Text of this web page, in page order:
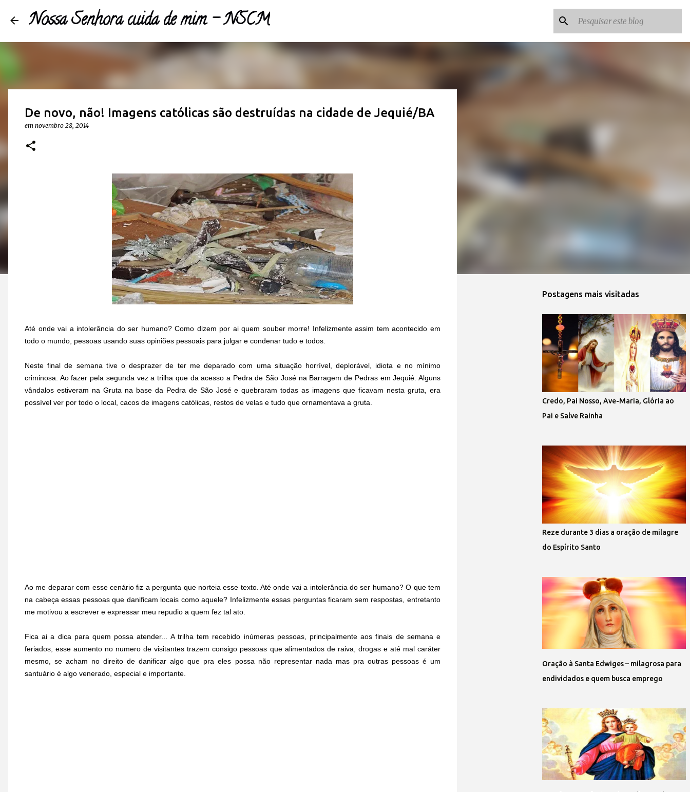
Nossa Senhora cuida de mim - NSCM
De novo, não! Imagens católicas são destruídas na cidade de Jequié/BA
em novembro 28, 2014
Até onde vai a intolerância do ser humano? Como dizem por ai quem souber morre! Infelizmente assim tem acontecido em
todo o mundo, pessoas usando suas opiniões pessoais para julgar e condenar tudo e todos.
Neste final de semana tive o desprazer de ter me deparado com uma situação horrível, deplorável, idiota e no mínimo
criminosa. Ao fazer pela segunda vez a trilha que da acesso a Pedra de São José na Barragem de Pedras em Jequié. Alguns
vândalos estiveram na Gruta na base da Pedra de São José e quebraram todas as imagens que ficavam nesta gruta, era
possível ver por todo o local, cacos de imagens católicas, restos de velas e tudo que ornamentava a gruta.
Ao me deparar com esse cenário fiz a pergunta que norteia esse texto. Até onde vai a intolerância do ser humano? O que tem
na cabeça essas pessoas que danificam locais como aquele? Infelizmente essas perguntas ficaram sem respostas, entretanto
me motivou a escrever e expressar meu repudio a quem fez tal ato.
Fica ai a dica para quem possa atender... A trilha tem recebido inúmeras pessoas, principalmente aos finais de semana e
feriados, esse aumento no numero de visitantes trazem consigo pessoas que alimentados de raiva, drogas e até mal caráter
mesmo, se acham no direito de danificar algo que pra eles possa não representar nada mas pra outras pessoas é um
santuário é algo venerado, especial e importante.
Postagens mais visitadas
Credo, Pai Nosso, Ave-Maria, Glória ao
Pai e Salve Rainha
Reze durante 3 dias a oração de milagre
do Espírito Santo
Oração à Santa Edwiges – milagrosa para
endividados e quem busca emprego